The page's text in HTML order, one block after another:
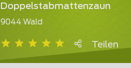
Doppelstabmattenzaun
9044 Wald
Teilen